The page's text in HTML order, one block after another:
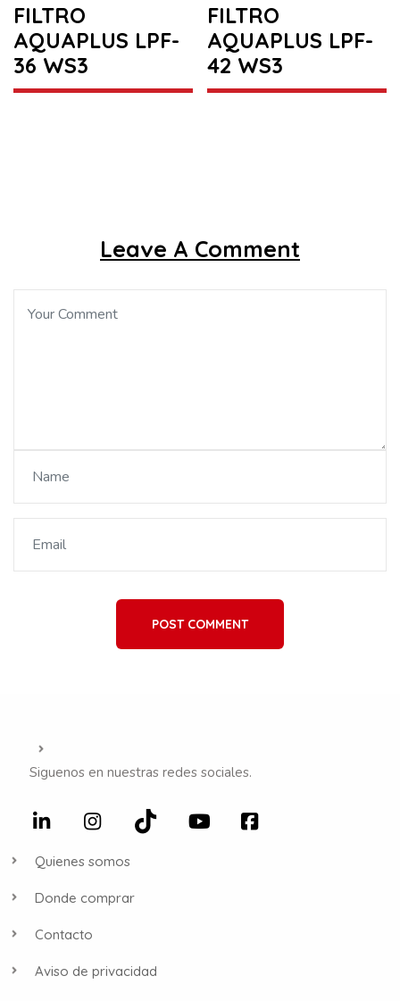
FILTRO
AQUAPLUS LPF-
36 WS3
FILTRO
AQUAPLUS LPF-
42 WS3
Leave A Comment
POST COMMENT
Siguenos en nuestras redes sociales.
Quienes somos
Donde comprar
Contacto
Aviso de privacidad